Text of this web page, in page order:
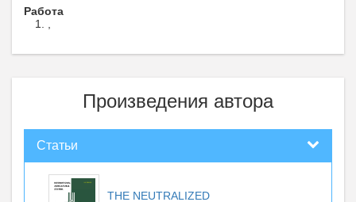
Работа
Произведения автора
Статьи
THE NEUTRALIZED